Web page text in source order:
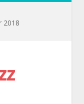
2018